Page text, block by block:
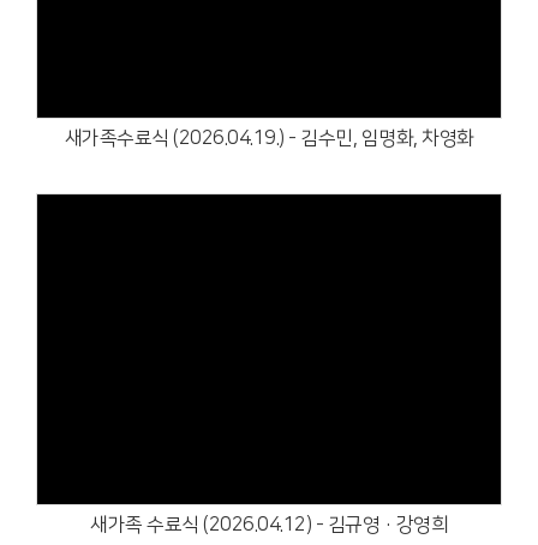
새가족수료식 (2026.04.19.) - 김수민, 임명화, 차영화
새가족 수료식 (2026.04.12) - 김규영·강영희